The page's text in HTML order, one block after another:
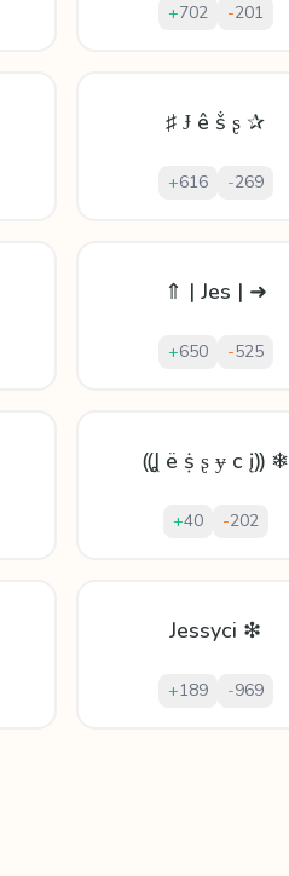
+702 -201
♯ Ɉ ê ṧ ʂ ✰
+616 -269
⇑ | Jes | ➜
+650 -525
⸨Ʝ ë ṩ ʂ ɏ с į⸩ ❄
+40 -202
Jessyci ❇
+189 -969